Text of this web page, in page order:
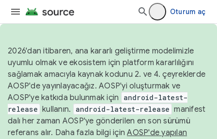
Oturum aç
2026'dan itibaren, ana kararlı geliştirme modelimizle
uyumlu olmak ve ekosistem için platform kararlılığını
sağlamak amacıyla kaynak kodunu 2. ve 4. çeyreklerde
AOSP'de yayınlayacağız. AOSP'yi oluşturmak ve
AOSP'ye katkıda bulunmak için
android-latest-
release kullanın. android-latest-release manifest
dalı her zaman AOSP'ye gönderilen en son sürümü
referans alır. Daha fazla bilgi içinAOSP'de yapılan